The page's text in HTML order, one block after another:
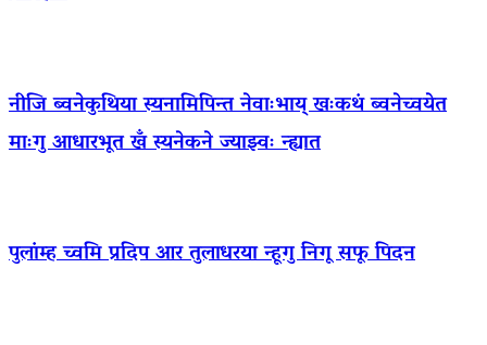
नीजि ब्वनेकुथिया स्यनामिपिन्त नेवाःभाय् खःकथं ब्वनेच्वयेत
माःगु आधारभूत खँ स्यनेकने ज्याझ्वः न्ह्यात
पुलांम्ह च्वमि प्रदिप आर तुलाधरया न्हूगु निगू सफू पिदन